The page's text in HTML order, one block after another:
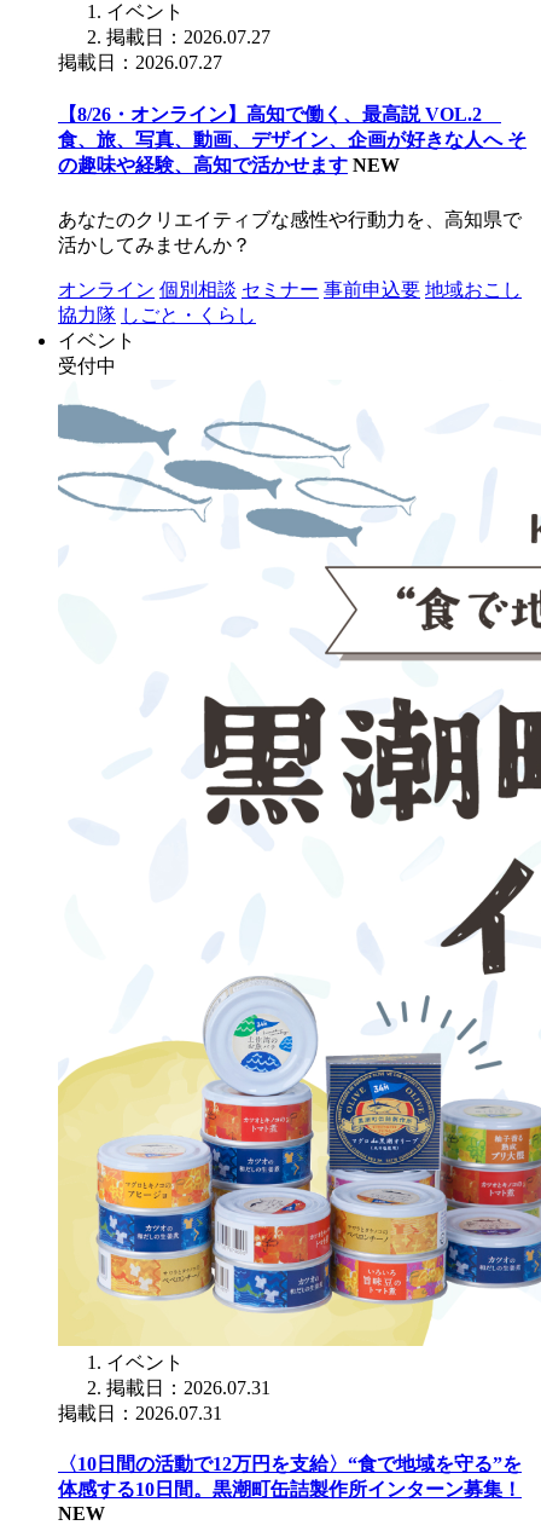
イベント
掲載日：2026.07.27
掲載日：2026.07.27
【8/26・オンライン】高知で働く、最高説 VOL.2
食、旅、写真、動画、デザイン、企画が好きな人へ そ
の趣味や経験、高知で活かせます NEW
あなたのクリエイティブな感性や行動力を、高知県で
活かしてみませんか？
オンライン 個別相談 セミナー 事前申込要 地域おこし
協力隊 しごと・くらし
イベント
受付中
イベント
掲載日：2026.07.31
掲載日：2026.07.31
〈10日間の活動で12万円を支給〉“食で地域を守る”を
体感する10日間。黒潮町缶詰製作所インターン募集！
NEW